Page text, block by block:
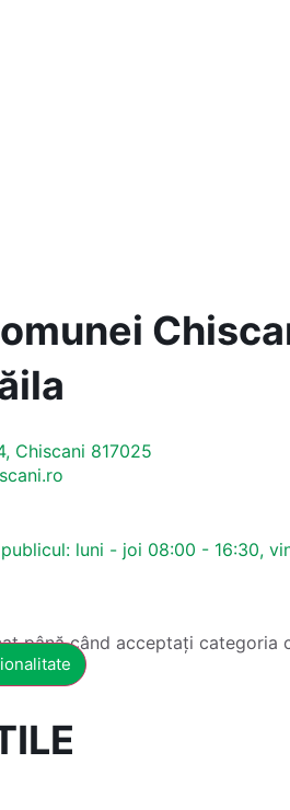
Chiscani 817025
luni - joi 08:00 - 16:30,
până când acceptați categoria